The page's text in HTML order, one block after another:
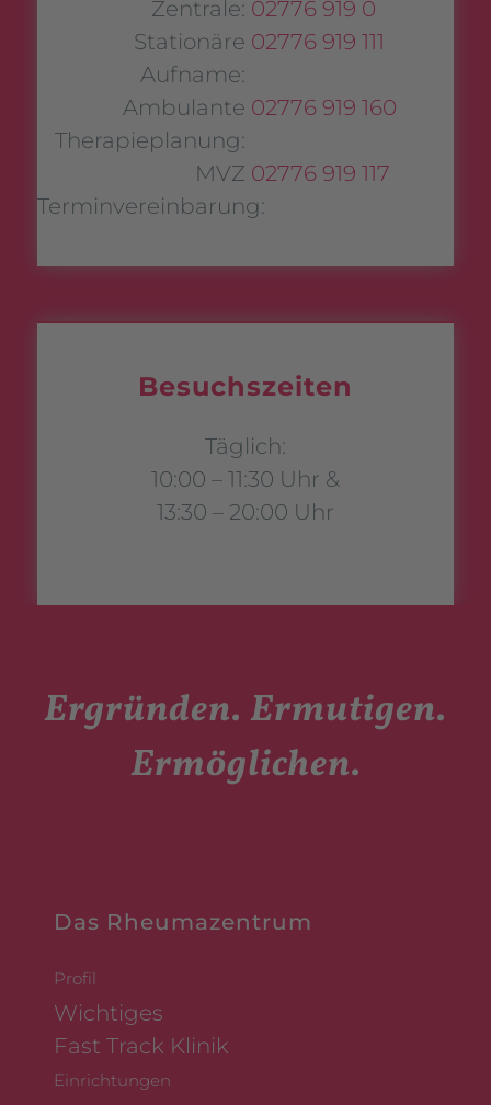
Zentrale: 02776 919 0
Stationäre
Aufname:
02776 919 111
Ambulante
Therapieplanung:
02776 919 160
MVZ
Terminvereinbarung:
02776 919 117
Besuchszeiten
Täglich:
10:00 – 11:30 Uhr &
13:30 – 20:00 Uhr
Ergründen. Ermutigen.
Ermöglichen.
Das Rheumazentrum
Profil
Wichtiges
Fast Track Klinik
Einrichtungen